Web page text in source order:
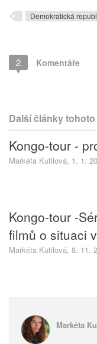
Demokratická
2 Komentáře
Další články
Kongo-tour -
Markéta Kutilová, 1. 1.
Kongo-tour -
filmů o situaci
Markéta Kutilová, 8. 11.
Markéta